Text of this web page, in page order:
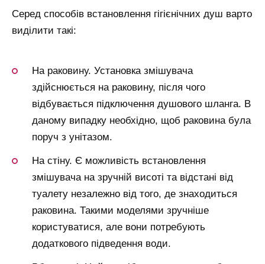
Серед способів встановлення гігієнічних душ варто
виділити такі:
На раковину. Установка змішувача
здійснюється на раковину, після чого
відбувається підключення душового шланга. В
даному випадку необхідно, щоб раковина була
поруч з унітазом.
На стіну. Є можливість встановлення
змішувача на зручній висоті та відстані від
туалету незалежно від того, де знаходиться
раковина. Такими моделями зручніше
користуватися, але вони потребують
додаткового підведення води.